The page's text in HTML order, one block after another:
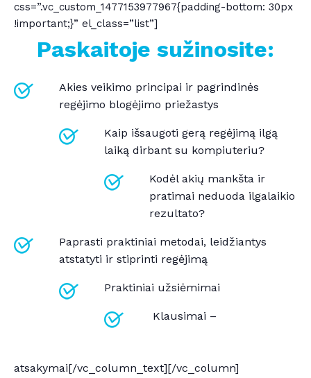
css=”.vc_custom_1477153977967{padding-bottom: 30px
!important;}” el_class=”list”]
Paskaitoje sužinosite:
Akies veikimo principai ir pagrindinės
regėjimo blogėjimo priežastys
Kaip išsaugoti gerą regėjimą ilgą
laiką dirbant su kompiuteriu?
Kodėl akių mankšta ir
pratimai neduoda ilgalaikio
rezultato?
Paprasti praktiniai metodai, leidžiantys
atstatyti ir stiprinti regėjimą
Praktiniai užsiėmimai
Klausimai –
atsakymai[/vc_column_text][/vc_column]